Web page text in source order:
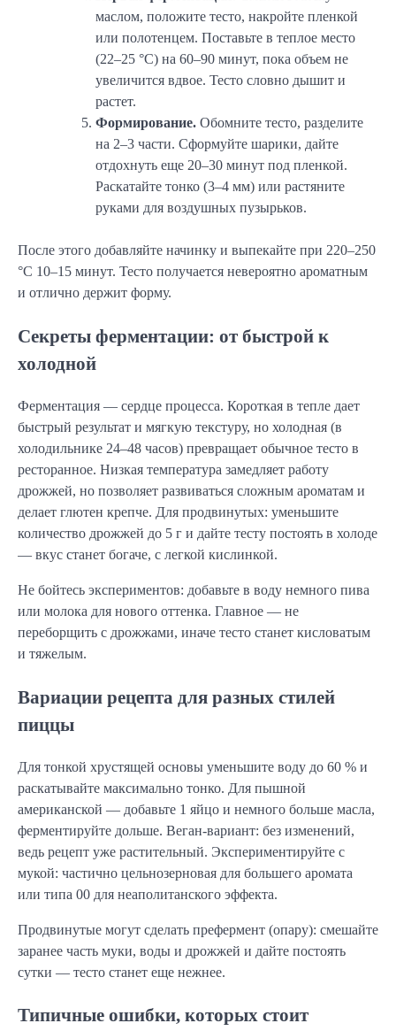
маслом, положите тесто, накройте пленкой
или полотенцем. Поставьте в теплое место
(22–25 °C) на 60–90 минут, пока объем не
увеличится вдвое. Тесто словно дышит и
растет.
Формирование. Обомните тесто, разделите
на 2–3 части. Сформуйте шарики, дайте
отдохнуть еще 20–30 минут под пленкой.
Раскатайте тонко (3–4 мм) или растяните
руками для воздушных пузырьков.
После этого добавляйте начинку и выпекайте при 220–250
°C 10–15 минут. Тесто получается невероятно ароматным
и отлично держит форму.
Секреты ферментации: от быстрой к
холодной
Ферментация — сердце процесса. Короткая в тепле дает
быстрый результат и мягкую текстуру, но холодная (в
холодильнике 24–48 часов) превращает обычное тесто в
ресторанное. Низкая температура замедляет работу
дрожжей, но позволяет развиваться сложным ароматам и
делает глютен крепче. Для продвинутых: уменьшите
количество дрожжей до 5 г и дайте тесту постоять в холоде
— вкус станет богаче, с легкой кислинкой.
Не бойтесь экспериментов: добавьте в воду немного пива
или молока для нового оттенка. Главное — не
переборщить с дрожжами, иначе тесто станет кисловатым
и тяжелым.
Вариации рецепта для разных стилей
пиццы
Для тонкой хрустящей основы уменьшите воду до 60 % и
раскатывайте максимально тонко. Для пышной
американской — добавьте 1 яйцо и немного больше масла,
ферментируйте дольше. Веган-вариант: без изменений,
ведь рецепт уже растительный. Экспериментируйте с
мукой: частично цельнозерновая для большего аромата
или типа 00 для неаполитанского эффекта.
Продвинутые могут сделать префермент (опару): смешайте
заранее часть муки, воды и дрожжей и дайте постоять
сутки — тесто станет еще нежнее.
Типичные ошибки, которых стоит